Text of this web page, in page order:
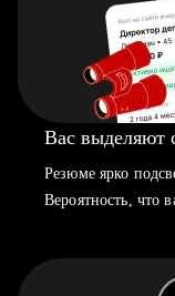
Вас выделяют
Резюме ярко
Вероятность, что